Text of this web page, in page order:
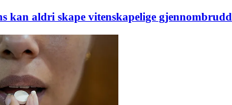
kan aldri skape vitenskapelige gjennombrudd